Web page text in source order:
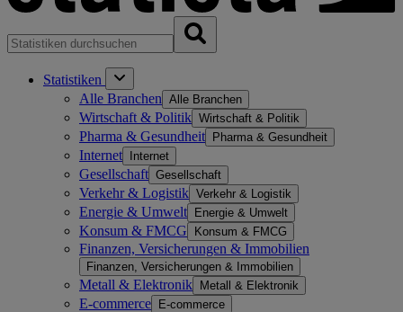
Statistiken
Alle Branchen Alle Branchen
Wirtschaft & Politik Wirtschaft & Politik
Pharma & Gesundheit Pharma & Gesundheit
Internet Internet
Gesellschaft Gesellschaft
Verkehr & Logistik Verkehr & Logistik
Energie & Umwelt Energie & Umwelt
Konsum & FMCG Konsum & FMCG
Finanzen, Versicherungen & Immobilien
Finanzen, Versicherungen & Immobilien
Metall & Elektronik Metall & Elektronik
E-commerce E-commerce